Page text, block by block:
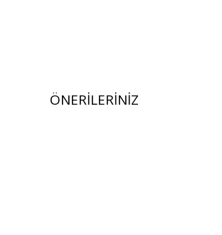
ÖNERILERINIZ